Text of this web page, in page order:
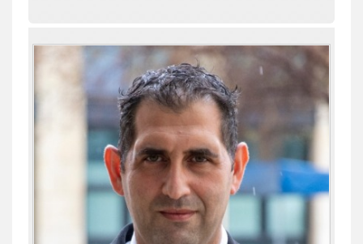
עו"ד תומר נוה
פלילי מעצרים וחקירות עבירות המתה עורכי
דין לענייני אסירים
0507913332
עו"ד איהאב ג'לג'ולי
פלילי מעצרים וחקירות עורכי דין לענייני
אסירים
0505216700
עו"ד שלומי שרון
פלילי צבאי מעצרים וחקירות